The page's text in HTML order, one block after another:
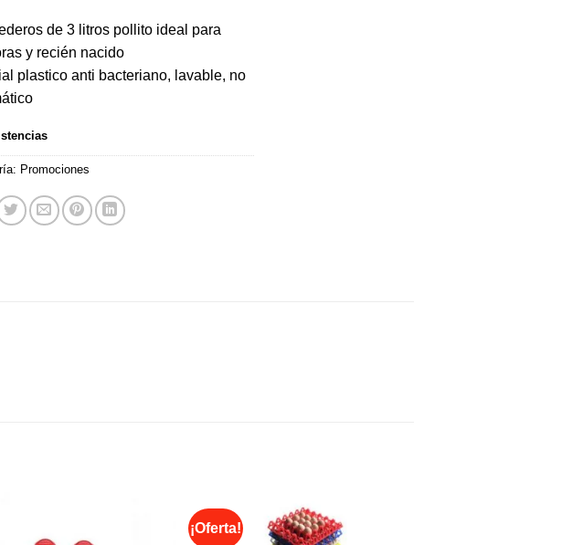
de 3 litros pollito ideal para
y recién nacido
plastico anti bacteriano, lavable, no
Promociones
¡Oferta!